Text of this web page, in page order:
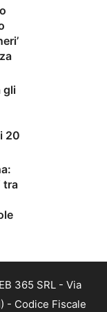
gli
20
tra
365 SRL - Via
- Codice Fiscale